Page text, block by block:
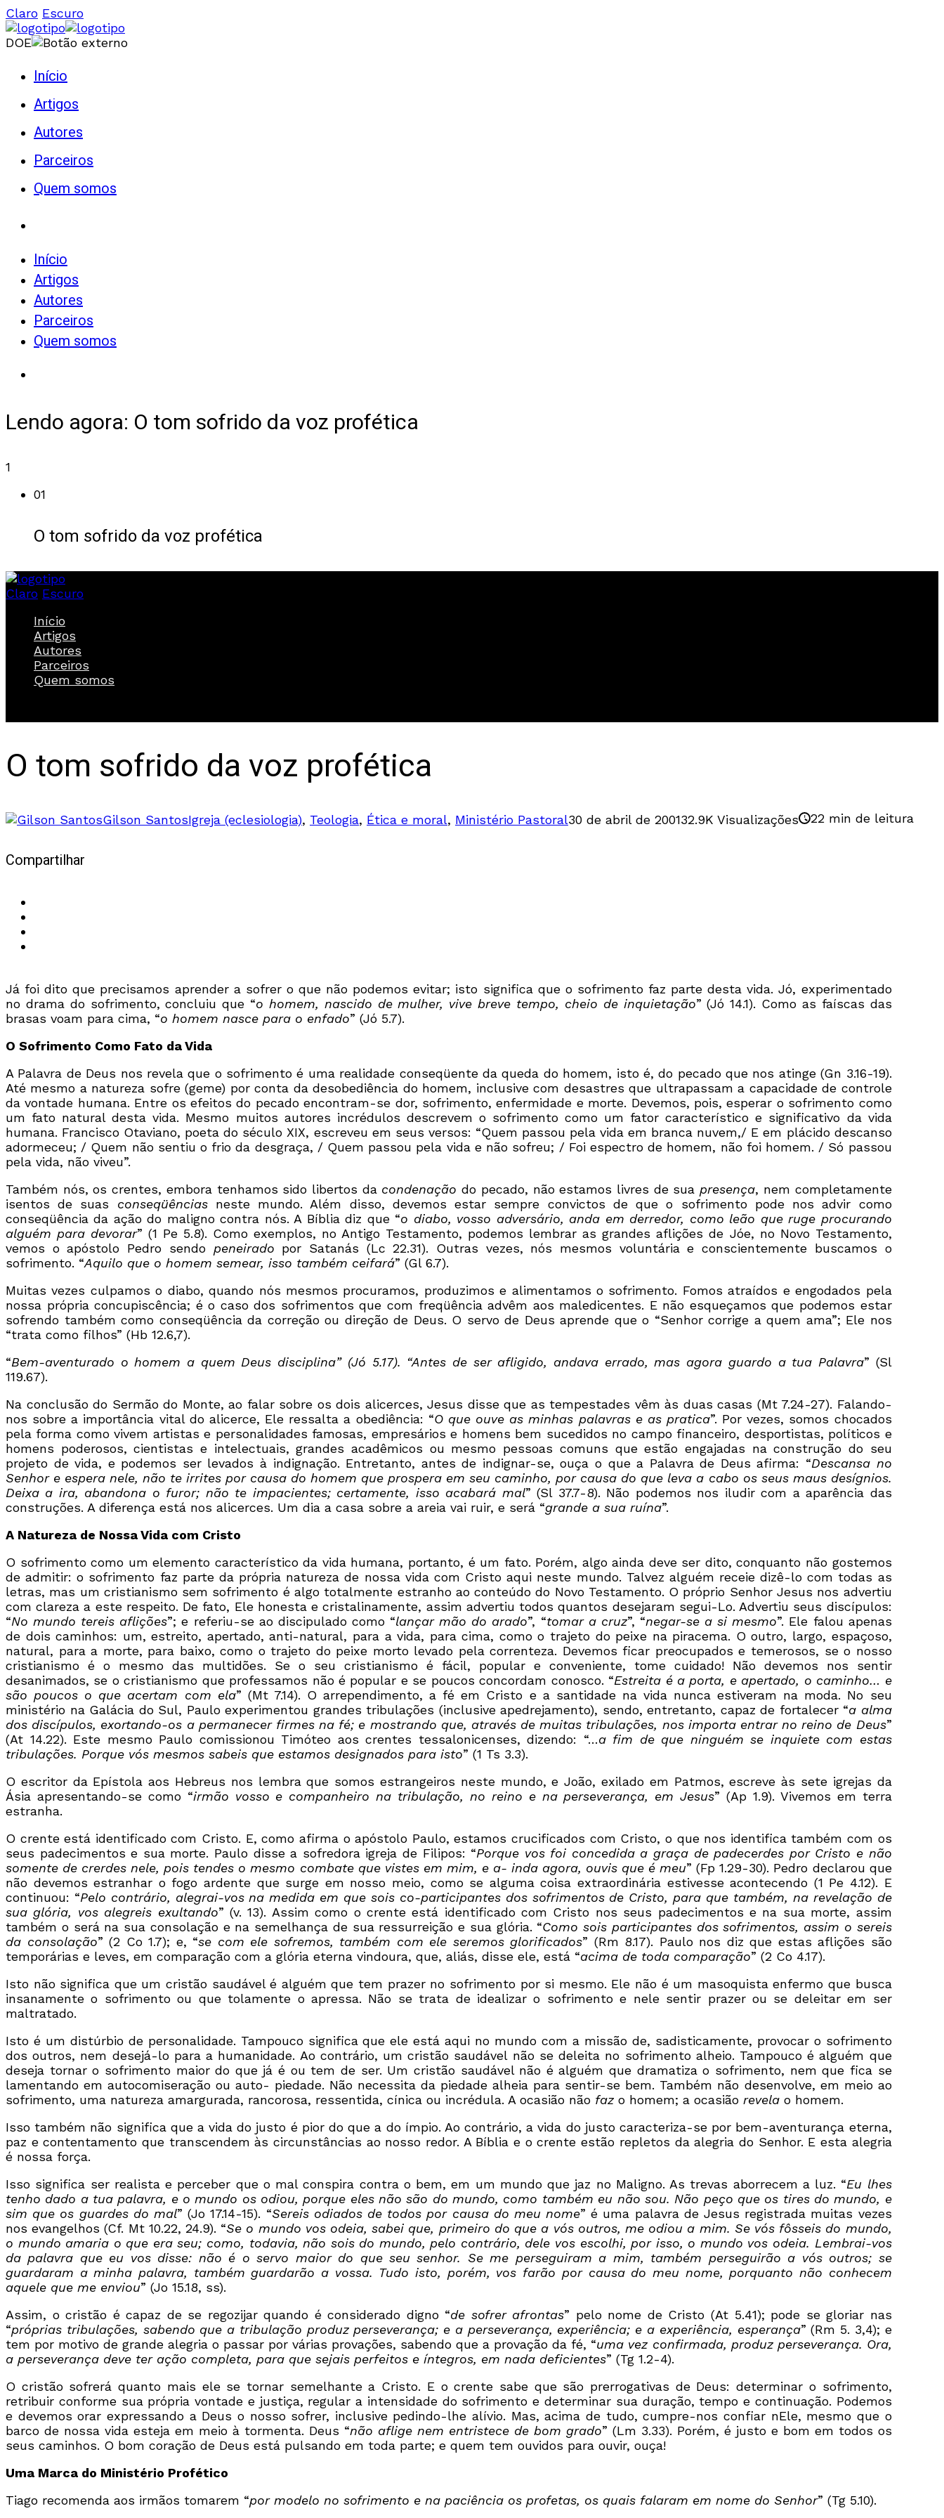
Claro Escuro
DOE
Início
Artigos
Autores
Parceiros
Quem somos
Início
Artigos
Autores
Parceiros
Quem somos
Lendo agora: O tom sofrido da voz profética
1
01
O tom sofrido da voz profética
Claro Escuro
Início
Artigos
Autores
Parceiros
Quem somos
O tom sofrido da voz profética
Gilson SantosIgreja (eclesiologia), Teologia, Ética e moral, Ministério Pastoral30 de abril de 200132.9K Visualizações 22 min de leitura
Compartilhar
Já foi dito que precisamos aprender a sofrer o que não podemos evitar; isto significa que o sofrimento faz parte desta vida. Jó, experimentado
no drama do sofrimento, concluiu que “o homem, nascido de mulher, vive breve tempo, cheio de inquietação” (Jó 14.1). Como as faíscas das
brasas voam para cima, “o homem nasce para o enfado” (Jó 5.7).
O Sofrimento Como Fato da Vida
A Palavra de Deus nos revela que o sofrimento é uma realidade conseqüente da queda do homem, isto é, do pecado que nos atinge (Gn 3.16-19).
Até mesmo a natureza sofre (geme) por conta da desobediência do homem, inclusive com desastres que ultrapassam a capacidade de controle
da vontade humana. Entre os efeitos do pecado encontram-se dor, sofrimento, enfermidade e morte. Devemos, pois, esperar o sofrimento como
um fato natural desta vida. Mesmo muitos autores incrédulos descrevem o sofrimento como um fator característico e significativo da vida
humana. Francisco Otaviano, poeta do século XIX, escreveu em seus versos: “Quem passou pela vida em branca nuvem,/ E em plácido descanso
adormeceu; / Quem não sentiu o frio da desgraça, / Quem passou pela vida e não sofreu; / Foi espectro de homem, não foi homem. / Só passou
pela vida, não viveu”.
Também nós, os crentes, embora tenhamos sido libertos da condenação do pecado, não estamos livres de sua presença, nem completamente
isentos de suas conseqüênciasneste mundo. Além disso, devemos estar sempre convictos de que o sofrimento pode nos advir como
conseqüência da ação do maligno contra nós. A Bíblia diz que “o diabo, vosso adversário, anda em derredor, como leão que ruge procurando
alguém para devorar” (1 Pe 5.8). Como exemplos, no Antigo Testamento, podemos lembrar as grandes aflições de Jóe, no Novo Testamento,
vemos o apóstolo Pedro sendo peneirado por Satanás (Lc 22.31). Outras vezes, nós mesmos voluntária e conscientemente buscamos o
sofrimento. “Aquilo que o homem semear, isso também ceifará” (Gl 6.7).
Muitas vezes culpamos o diabo, quando nós mesmos procuramos, produzimos e alimentamos o sofrimento. Fomos atraídos e engodados pela
nossa própria concupiscência; é o caso dos sofrimentos que com freqüência advêm aos maledicentes. E não esqueçamos que podemos estar
sofrendo também como conseqüência da correção ou direção de Deus. O servo de Deus aprende que o “Senhor corrige a quem ama”; Ele nos
“trata como filhos” (Hb 12.6,7).
“Bem-aventurado o homem a quem Deus disciplina” (Jó 5.17). “Antes de ser afligido, andava errado, mas agora guardo a tua Palavra” (Sl
119.67).
Na conclusão do Sermão do Monte, ao falar sobre os dois alicerces, Jesus disse que as tempestades vêm às duas casas (Mt 7.24-27). Falando-
nos sobre a importância vital do alicerce, Ele ressalta a obediência: “O que ouve as minhas palavras e as pratica”. Por vezes, somos chocados
pela forma como vivem artistas e personalidades famosas, empresários e homens bem sucedidos no campo financeiro, desportistas, políticos e
homens poderosos, cientistas e intelectuais, grandes acadêmicos ou mesmo pessoas comuns que estão engajadas na construção do seu
projeto de vida, e podemos ser levados à indignação. Entretanto, antes de indignar-se, ouça o que a Palavra de Deus afirma: “Descansa no
Senhor e espera nele, não te irrites por causa do homem que prospera em seu caminho, por causa do que leva a cabo os seus maus desígnios.
Deixa a ira, abandona o furor; não te impacientes; certamente, isso acabará mal” (Sl 37.7-8). Não podemos nos iludir com a aparência das
construções. A diferença está nos alicerces. Um dia a casa sobre a areia vai ruir, e será “grande a sua ruína”.
A Natureza de Nossa Vida com Cristo
O sofrimento como um elemento característico da vida humana, portanto, é um fato. Porém, algo ainda deve ser dito, conquanto não gostemos
de admitir: o sofrimento faz parte da própria natureza de nossa vida com Cristo aqui neste mundo. Talvez alguém receie dizê-lo com todas as
letras, mas um cristianismo sem sofrimento é algo totalmente estranho ao conteúdo do Novo Testamento. O próprio Senhor Jesus nos advertiu
com clareza a este respeito. De fato, Ele honesta e cristalinamente, assim advertiu todos quantos desejaram segui-Lo. Advertiu seus discípulos:
“No mundo tereis aflições”; e referiu-se ao discipulado como “lançar mão do arado”, “tomar a cruz”, “negar-se a si mesmo”. Ele falou apenas
de dois caminhos: um, estreito, apertado, anti-natural, para a vida, para cima, como o trajeto do peixe na piracema. O outro, largo, espaçoso,
natural, para a morte, para baixo, como o trajeto do peixe morto levado pela correnteza. Devemos ficar preocupados e temerosos, se o nosso
cristianismo é o mesmo das multidões. Se o seu cristianismo é fácil, popular e conveniente, tome cuidado! Não devemos nos sentir
desanimados, se o cristianismo que professamos não é popular e se poucos concordam conosco. “Estreita é a porta, e apertado, o caminho… e
são poucos o que acertam com ela” (Mt 7.14). O arrependimento, a fé em Cristo e a santidade na vida nunca estiveram na moda. No seu
ministério na Galácia do Sul, Paulo experimentou grandes tribulações (inclusive apedrejamento), sendo, entretanto, capaz de fortalecer “a alma
dos discípulos, exortando-os a permanecer firmes na fé; e mostrando que, através de muitas tribulações, nos importa entrar no reino de Deus”
(At 14.22). Este mesmo Paulo comissionou Timóteo aos crentes tessalonicenses, dizendo: “…a fim de que ninguém se inquiete com estas
tribulações. Porque vós mesmos sabeis que estamos designados para isto” (1 Ts 3.3).
O escritor da Epístola aos Hebreus nos lembra que somos estrangeiros neste mundo, e João, exilado em Patmos, escreve às sete igrejas da
Ásia apresentando-se como “irmão vosso e companheiro na tribulação, no reino e na perseverança, em Jesus” (Ap 1.9). Vivemos em terra
estranha.
O crente está identificado com Cristo. E, como afirma o apóstolo Paulo, estamos crucificados com Cristo, o que nos identifica também com os
seus padecimentos e sua morte. Paulo disse a sofredora igreja de Filipos: “Porque vos foi concedida a graça de padecerdes por Cristo e não
somente de crerdes nele, pois tendes o mesmo combate que vistes em mim, e a- inda agora, ouvis que é meu” (Fp 1.29-30). Pedro declarou que
não devemos estranhar o fogo ardente que surge em nosso meio, como se alguma coisa extraordinária estivesse acontecendo (1 Pe 4.12). E
continuou: “Pelo contrário, alegrai-vos na medida em que sois co-participantes dos sofrimentos de Cristo, para que também, na revelação de
sua glória, vos alegreis exultando” (v. 13). Assim como o crente está identificado com Cristo nos seus padecimentos e na sua morte, assim
também o será na sua consolação e na semelhança de sua ressurreição e sua glória. “Como sois participantes dos sofrimentos, assim o sereis
da consolação” (2 Co 1.7); e, “se com ele sofremos, também com ele seremos glorificados” (Rm 8.17). Paulo nos diz que estas aflições são
temporárias e leves, em comparação com a glória eterna vindoura, que, aliás, disse ele, está “acima de toda comparação” (2 Co 4.17).
Isto não significa que um cristão saudável é alguém que tem prazer no sofrimento por si mesmo. Ele não é um masoquista enfermo que busca
insanamente o sofrimento ou que tolamente o apressa. Não se trata de idealizar o sofrimento e nele sentir prazer ou se deleitar em ser
maltratado.
Isto é um distúrbio de personalidade. Tampouco significa que ele está aqui no mundo com a missão de, sadisticamente, provocar o sofrimento
dos outros, nem desejá-lo para a humanidade. Ao contrário, um cristão saudável não se deleita no sofrimento alheio. Tampouco é alguém que
deseja tornar o sofrimento maior do que já é ou tem de ser. Um cristão saudável não é alguém que dramatiza o sofrimento, nem que fica se
lamentando em autocomiseração ou auto- piedade. Não necessita da piedade alheia para sentir-se bem. Também não desenvolve, em meio ao
sofrimento, uma natureza amargurada, rancorosa, ressentida, cínica ou incrédula. A ocasião não faz o homem; a ocasião revela o homem.
Isso também não significa que a vida do justo é pior do que a do ímpio. Ao contrário, a vida do justo caracteriza-se por bem-aventurança eterna,
paz e contentamento que transcendem às circunstâncias ao nosso redor. A Bíblia e o crente estão repletos da alegria do Senhor. E esta alegria
é nossa força.
Isso significa ser realista e perceber que o mal conspira contra o bem, em um mundo que jaz no Maligno. As trevas aborrecem a luz. “Eu lhes
tenho dado a tua palavra, e o mundo os odiou, porque eles não são do mundo, como também eu não sou. Não peço que os tires do mundo, e
sim que os guardes do mal” (Jo 17.14-15). “Sereis odiados de todos por causa do meu nome” é uma palavra de Jesus registrada muitas vezes
nos evangelhos (Cf. Mt 10.22, 24.9). “Se o mundo vos odeia, sabei que, primeiro do que a vós outros, me odiou a mim. Se vós fôsseis do mundo,
o mundo amaria o que era seu; como, todavia, não sois do mundo, pelo contrário, dele vos escolhi, por isso, o mundo vos odeia. Lembrai-vos
da palavra que eu vos disse: não é o servo maior do que seu senhor. Se me perseguiram a mim, também perseguirão a vós outros; se
guardaram a minha palavra, também guardarão a vossa. Tudo isto, porém, vos farão por causa do meu nome, porquanto não conhecem
aquele que me enviou” (Jo 15.18, ss).
Assim, o cristão é capaz de se regozijar quando é considerado digno “de sofrer afrontas” pelo nome de Cristo (At 5.41); pode se gloriar nas
“próprias tribulações, sabendo que a tribulação produz perseverança; e a perseverança, experiência; e a experiência, esperança” (Rm 5. 3,4); e
tem por motivo de grande alegria o passar por várias provações, sabendo que a provação da fé, “uma vez confirmada, produz perseverança. Ora,
a perseverança deve ter ação completa, para que sejais perfeitos e íntegros, em nada deficientes” (Tg 1.2-4).
O cristão sofrerá quanto mais ele se tornar semelhante a Cristo. E o crente sabe que são prerrogativas de Deus: determinar o sofrimento,
retribuir conforme sua própria vontade e justiça, regular a intensidade do sofrimento e determinar sua duração, tempo e continuação. Podemos
e devemos orar expressando a Deus o nosso sofrer, inclusive pedindo-lhe alívio. Mas, acima de tudo, cumpre-nos confiar nEle, mesmo que o
barco de nossa vida esteja em meio à tormenta. Deus “não aflige nem entristece de bom grado” (Lm 3.33). Porém, é justo e bom em todos os
seus caminhos. O bom coração de Deus está pulsando em toda parte; e quem tem ouvidos para ouvir, ouça!
Uma Marca do Ministério Profético
Tiago recomenda aos irmãos tomarem “por modelo no sofrimento e na paciência os profetas, os quais falaram em nome do Senhor” (Tg 5.10).